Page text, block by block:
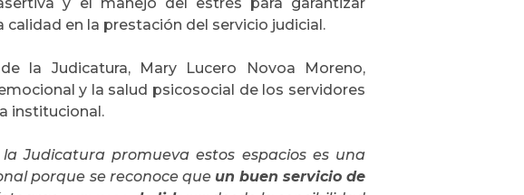
en la prestación del servicio judicial.
la Judicatura, Mary Lucero Novoa Moreno,
y la salud psicosocial de los servidores
institucional.
Judicatura promueva estos espacios es una
porque se reconoce que un buen servicio de